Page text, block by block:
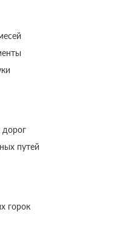
дорог
путей
горок